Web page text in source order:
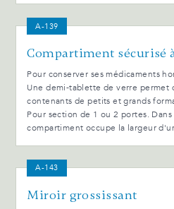
A-139
Compartiment sécurisé
Pour conserver ses médicaments
Une demi-tablette de verre permet
contenants de petits et grands
Pour section de 1 ou 2 portes.
compartiment occupe la largeur
A-143
Miroir grossissant